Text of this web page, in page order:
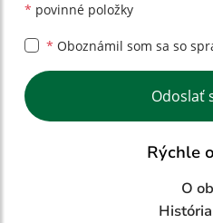
* povinné položky
* Oboznámil som sa so
Google reCaptcha Response
Odoslať
Rýchle
O